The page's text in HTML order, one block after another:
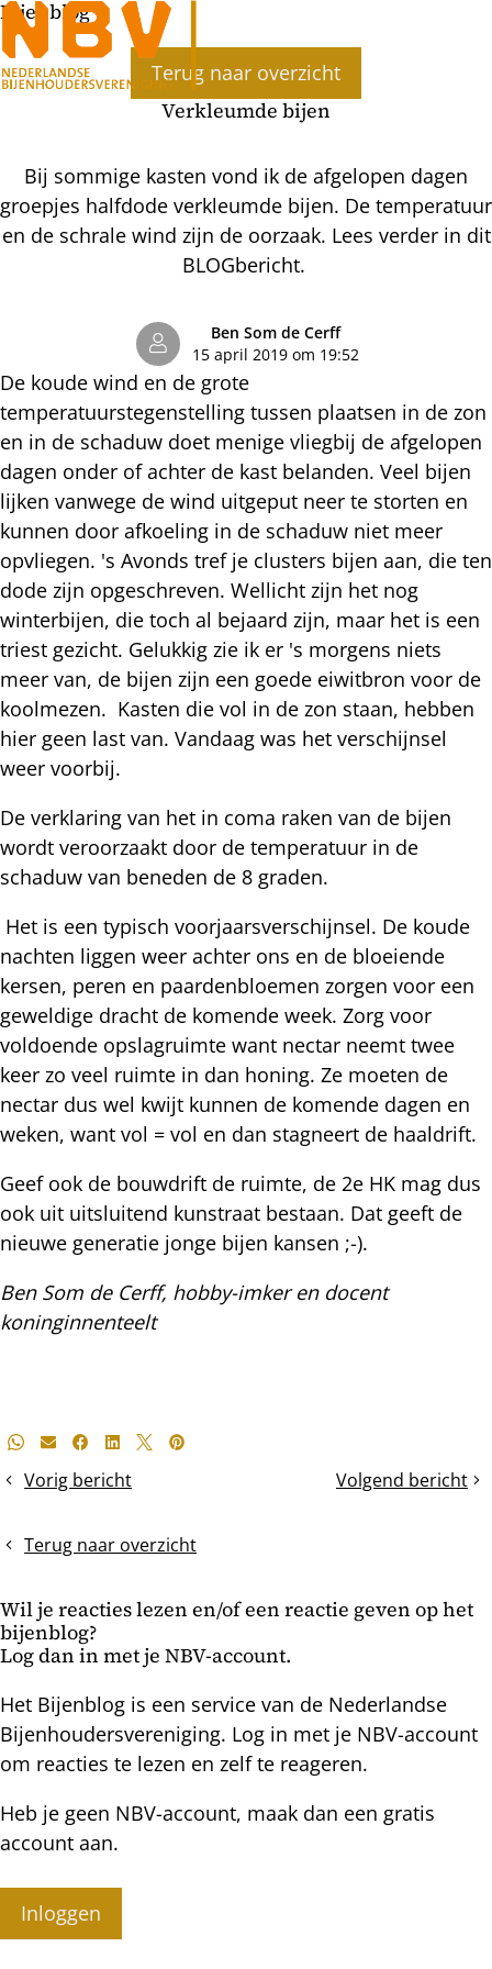
Bijenblog
Terug naar overzicht
Verkleumde bijen
Bij sommige kasten vond ik de afgelopen dagen
groepjes halfdode verkleumde bijen. De temperatuur
en de schrale wind zijn de oorzaak. Lees verder in dit
BLOGbericht.
Ben Som de Cerff
15 april 2019 om 19:52
De koude wind en de grote
temperatuurstegenstelling tussen plaatsen in de zon
en in de schaduw doet menige vliegbij de afgelopen
dagen onder of achter de kast belanden. Veel bijen
lijken vanwege de wind uitgeput neer te storten en
kunnen door afkoeling in de schaduw niet meer
opvliegen. 's Avonds tref je clusters bijen aan, die ten
dode zijn opgeschreven. Wellicht zijn het nog
winterbijen, die toch al bejaard zijn, maar het is een
triest gezicht. Gelukkig zie ik er 's morgens niets
meer van, de bijen zijn een goede eiwitbron voor de
koolmezen. Kasten die vol in de zon staan, hebben
hier geen last van. Vandaag was het verschijnsel
weer voorbij.
De verklaring van het in coma raken van de bijen
wordt veroorzaakt door de temperatuur in de
schaduw van beneden de 8 graden.
Het is een typisch voorjaarsverschijnsel. De koude
nachten liggen weer achter ons en de bloeiende
kersen, peren en paardenbloemen zorgen voor een
geweldige dracht de komende week. Zorg voor
voldoende opslagruimte want nectar neemt twee
keer zo veel ruimte in dan honing. Ze moeten de
nectar dus wel kwijt kunnen de komende dagen en
weken, want vol = vol en dan stagneert de haaldrift.
Geef ook de bouwdrift de ruimte, de 2e HK mag dus
ook uit uitsluitend kunstraat bestaan. Dat geeft de
nieuwe generatie jonge bijen kansen ;-).
Ben Som de Cerff, hobby-imker en docent
koninginnenteelt
Deel
bericht
Whatsapp
E-mailFacebook
LinkedIn
X Pinterest
Vorig bericht
2e
plaatsen
de
1e?
Volgend bericht
Stormachtige
Terug naar overzicht
Wil je reacties lezen en/of een reactie geven op het
bijenblog?
Log dan in met je NBV-account.
Het Bijenblog is een service van de Nederlandse
Bijenhoudersvereniging. Log in met je NBV-account
om reacties te lezen en zelf te reageren.
Heb je geen NBV-account, maak dan een gratis
account aan.
Inloggen